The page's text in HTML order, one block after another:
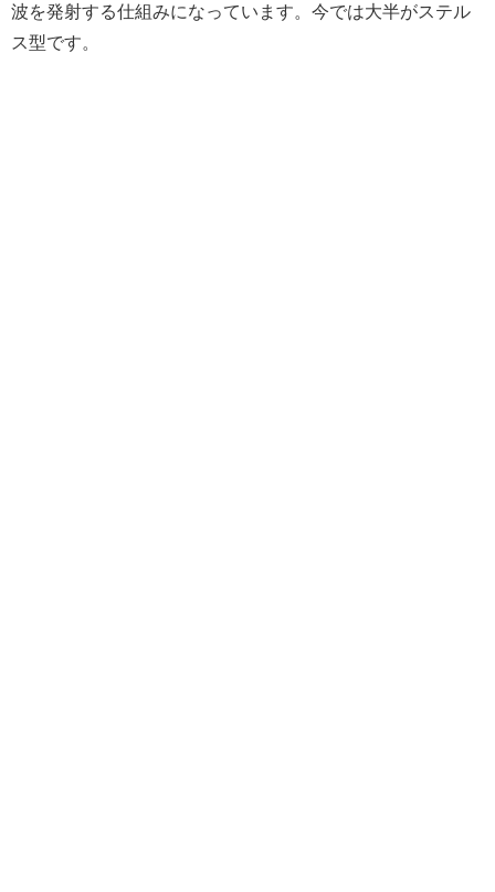
波を発射する仕組みになっています。今では大半がステル
ス型です。